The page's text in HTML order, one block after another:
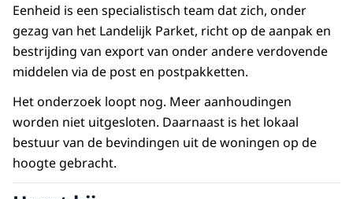
Eenheid is een specialistisch team dat zich, onder
gezag van het Landelijk Parket, richt op de aanpak en
bestrijding van export van onder andere verdovende
middelen via de post en postpakketten.
Het onderzoek loopt nog. Meer aanhoudingen
worden niet uitgesloten. Daarnaast is het lokaal
bestuur van de bevindingen uit de woningen op de
hoogte gebracht.